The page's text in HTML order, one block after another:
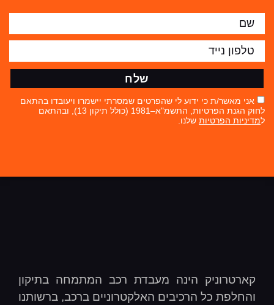
אני מאשר/ת כי ידוע לי שהפרטים שמסרתי יישמרו ויעובדו בהתאם
לחוק הגנת הפרטיות, התשמ"א–1981 (כולל תיקון 13), ובהתאם
למדיניות הפרטיות שלנו.
שלח
קארטרוניק הינה מעבדת רכב המתמחה בתיקון
והחלפת כל הרכיבים האלקטרוניים ברכב, ברשותנו